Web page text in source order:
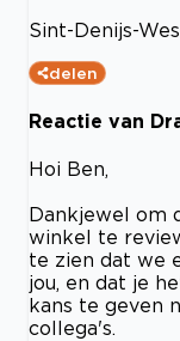
Sint-Denijs-
delen
Reactie van
Hoi Ben,
Dankjewel om
winkel te
te zien dat we
jou, en dat je
kans te geven
collega's.